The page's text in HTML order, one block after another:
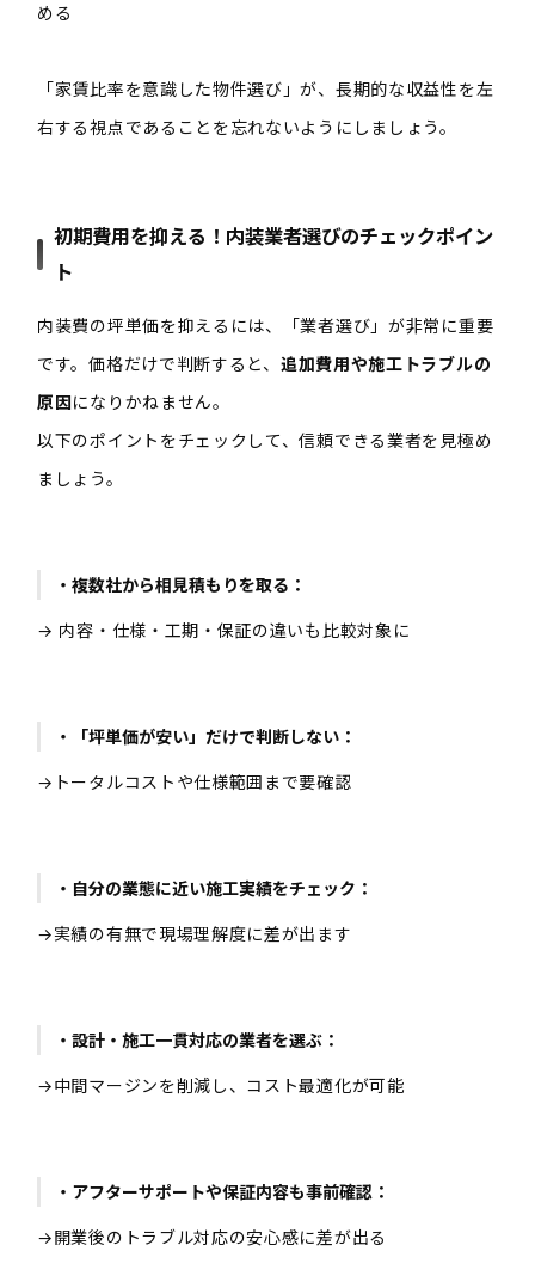
める
「家賃比率を意識した物件選び」が、長期的な収益性を左
右する視点 であることを忘れないようにしましょう。
初期費用を抑える！内装業者選びのチェックポイン
ト
内装費の坪単価を抑えるには、「業者選び」が非常に重要
です。価格だけで判断すると、 追加費用や施工トラブルの
原因になりかねません。
以下のポイントをチェックして、信頼できる業者を見極め
ましょう。
・複数社から相見積もりを取る：
→ 内容・仕様・工期・保証の違いも比較対象に
・「坪単価が安い」だけで判断しない：
→トータルコストや仕様範囲まで要確認
・自分の業態に近い施工実績をチェック：
→実績の有無で現場理解度に差が出ます
・設計・施工一貫対応の業者を選ぶ：
→中間マージンを削減し、コスト最適化が可能
・アフターサポートや保証内容も事前確認：
→開業後のトラブル対応の安心感に差が出る